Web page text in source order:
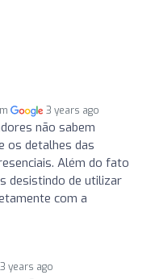
3 years ago
não sabem
os detalhes das
Além do fato
desistindo de utilizar
com a
3 years ago